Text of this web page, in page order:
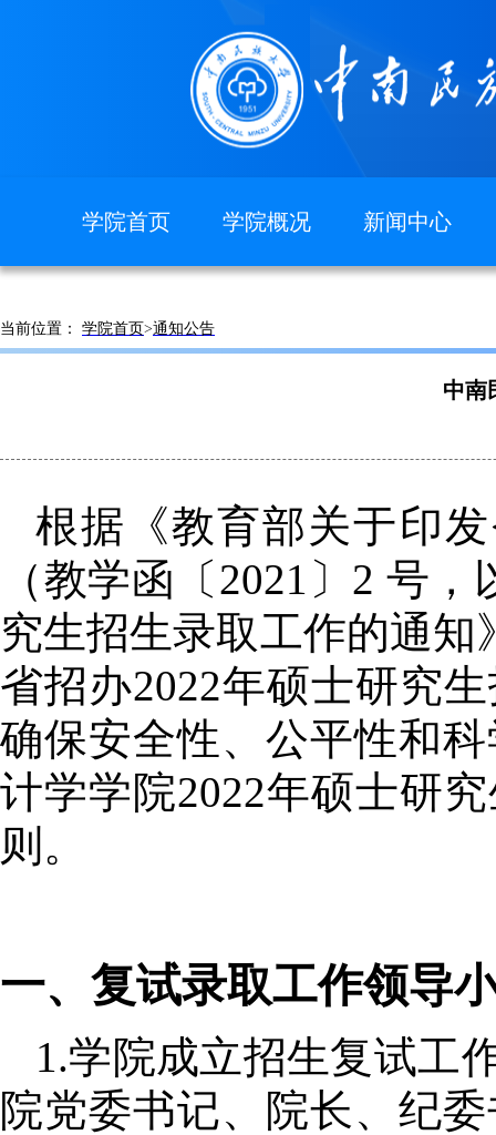
学院首页
图片新闻
学院概况
学院简介
组织机构
新闻中心
当前位置： 学院首页>通知公告
中南
根据《教育部关于印发
（教学函〔 2021 〕 2 号，
究生招生录取工作的通知
省招办2022年硕士研究
确保安全性、公平性和
计学学院2022年硕士研
则。
一、复试录取工作领导
1.学院成立招生复试工
院党委书记、院长、纪